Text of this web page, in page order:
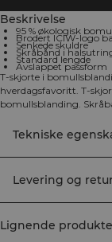
Beskrivelse
95 % økologisk
Brodert ICIW-logo
Senkede skuldre
Skråbånd i
Standard lengde
Avslappet passform
T-skjorte i
hverdagsfavoritt. T-
bomullsblanding.
passform. 95%
Tekniske
Levering og
Lignende